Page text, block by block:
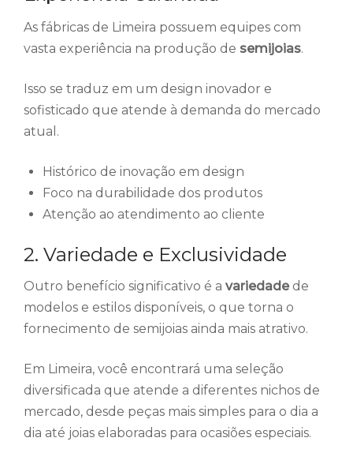
As fábricas de Limeira possuem equipes com
vasta experiência na produção de semijoias.
Isso se traduz em um design inovador e
sofisticado que atende à demanda do mercado
atual.
Histórico de inovação em design
Foco na durabilidade dos produtos
Atenção ao atendimento ao cliente
2. Variedade e Exclusividade
Outro benefício significativo é a variedadede
modelos e estilos disponíveis, o que torna o
fornecimento de semijoias ainda mais atrativo.
Em Limeira, você encontrará uma seleção
diversificada que atende a diferentes nichos de
mercado, desde peças mais simples para o dia a
dia até joias elaboradas para ocasiões especiais.